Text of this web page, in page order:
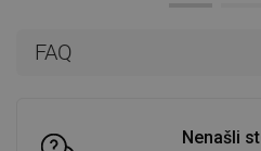
FAQ
Nenašli